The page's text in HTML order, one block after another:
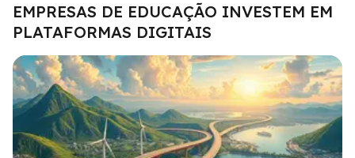
EMPRESAS DE EDUCAÇÃO INVESTEM EM
PLATAFORMAS DIGITAIS